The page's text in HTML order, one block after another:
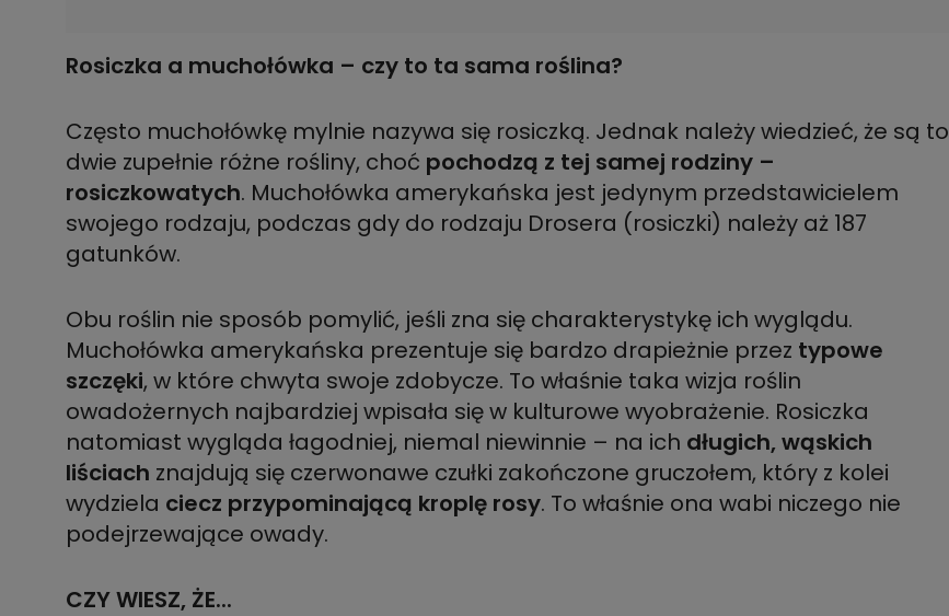
Rosiczka a muchołówka – czy to ta sama roślina?
Często muchołówkę mylnie nazywa się rosiczką. Jednak należy wiedzieć, że są to
dwie zupełnie różne rośliny, choć pochodzą z tej samej rodziny –
rosiczkowatych. Muchołówka amerykańska jest jedynym przedstawicielem
swojego rodzaju, podczas gdy do rodzaju Drosera (rosiczki) należy aż 187
gatunków.
Obu roślin nie sposób pomylić, jeśli zna się charakterystykę ich wyglądu.
Muchołówka amerykańska prezentuje się bardzo drapieżnie przez typowe
szczęki, w które chwyta swoje zdobycze. To właśnie taka wizja roślin
owadożernych najbardziej wpisała się w kulturowe wyobrażenie. Rosiczka
natomiast wygląda łagodniej, niemal niewinnie – na ich długich, wąskich
liściach znajdują się czerwonawe czułki zakończone gruczołem, który z kolei
wydziela ciecz przypominającą kroplę rosy. To właśnie ona wabi niczego nie
podejrzewające owady.
CZY WIESZ, ŻE...